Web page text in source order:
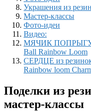
Украшения из
Мастер-классы
Фото-идеи
Видео:
МЯЧИК
Ball Rainbow Loom
СЕРДЦЕ из резинок
Rainbow loom
Поделки из
мастер-классы